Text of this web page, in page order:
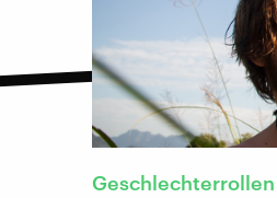
Geschlechterrollen